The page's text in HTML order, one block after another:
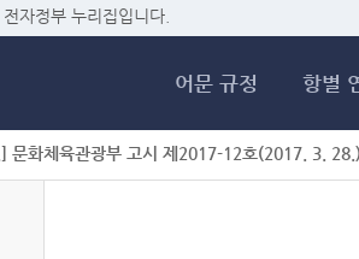
자정부 누리집입니다.
어문 규정 항별
문화체육관광부 고시 제2017-12호(2017. 3. 28.)